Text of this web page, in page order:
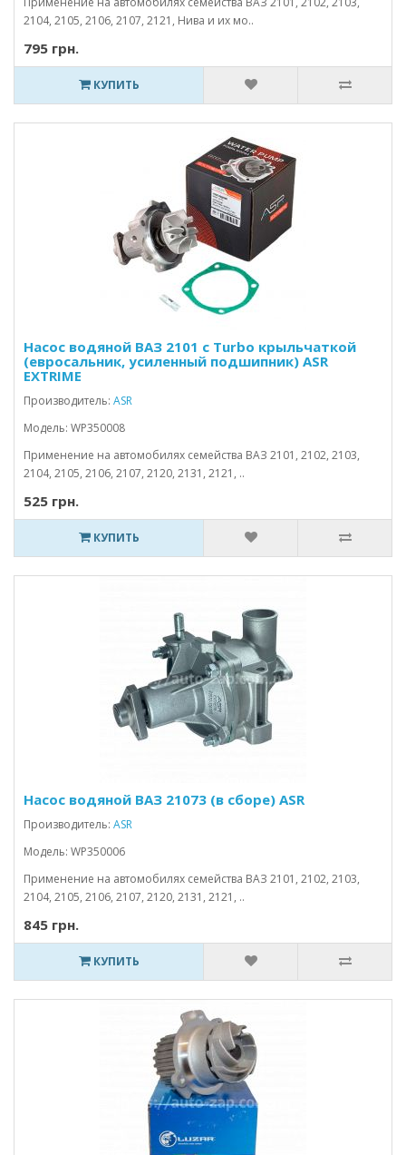
2104, 2105, 2106, 2107, 2121, Нива и их мо..
795 грн.
КУПИТЬ
Насос водяной ВАЗ 2101 с Turbo крыльчаткой
(евросальник, усиленный подшипник) ASR
EXTRIME
Производитель: ASR
Модель: WP350008
Применение на автомобилях семейства ВАЗ 2101, 2102, 2103,
2104, 2105, 2106, 2107, 2120, 2131, 2121, ..
525 грн.
КУПИТЬ
Насос водяной ВАЗ 21073 (в сборе) ASR
Производитель: ASR
Модель: WP350006
Применение на автомобилях семейства ВАЗ 2101, 2102, 2103,
2104, 2105, 2106, 2107, 2120, 2131, 2121, ..
845 грн.
КУПИТЬ